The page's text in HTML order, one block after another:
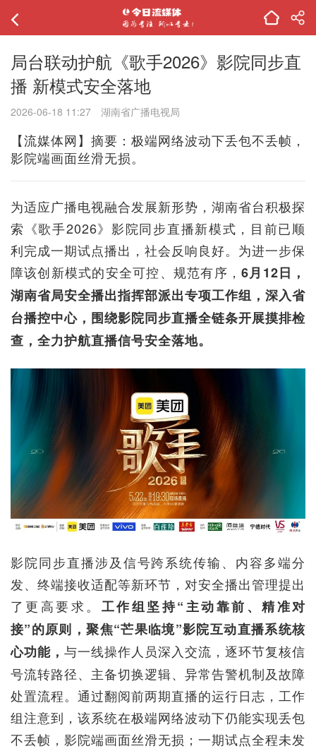
局台联动护航《歌手2026》影院同步直
播 新模式安全落地
2026-06-18 11:27 湖南省广播电视局
【流媒体网】摘要：极端网络波动下丢包不丢帧，
影院端画面丝滑无损。
为适应广播电视融合发展新形势，湖南省台积极探
索《歌手2026》影院同步直播新模式，目前已顺
利完成一期试点播出，社会反响良好。为进一步保
障该创新模式的安全可控、规范有序，6月12日，
湖南省局安全播出指挥部派出专项工作组，深入省
台播控中心，围绕影院同步直播全链条开展摸排检
查，全力护航直播信号安全落地。
影院同步直播涉及信号跨系统传输、内容多端分
发、终端接收适配等新环节，对安全播出管理提出
了更高要求。 工作组坚持“主动靠前、精准对
接”的原则，聚焦“芒果临境”影院互动直播系统核
心功能， 与一线操作人员深入交流，逐环节复核信
号流转路径、主备切换逻辑、异常告警机制及故障
处置流程。通过翻阅前两期直播的运行日志，工作
组注意到，该系统在极端网络波动下仍能实现丢包
不丢帧，影院端画面丝滑无损；一期试点全程未发